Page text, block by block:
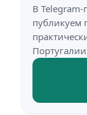
В
публикуем